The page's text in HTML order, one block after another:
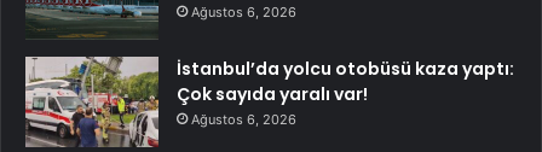
Ağustos 6, 2026
İstanbul’da yolcu otobüsü kaza yaptı:
Çok sayıda yaralı var!
Ağustos 6, 2026